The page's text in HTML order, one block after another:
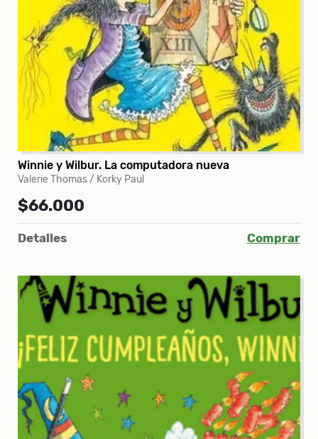
Winnie y Wilbur. La computadora nueva
Valerie Thomas / Korky Paul
$66.000
Detalles Comprar